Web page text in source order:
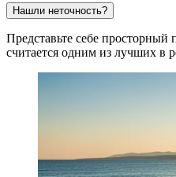
Нашли неточность?
Представьте себе
считается одним из лучших в